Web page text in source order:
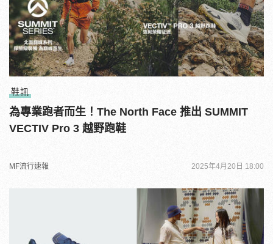
鞋訊
為專業跑者而生！The North Face 推出 SUMMIT
VECTIV Pro 3 越野跑鞋
MF流行速報 2025年4月20日 18:00